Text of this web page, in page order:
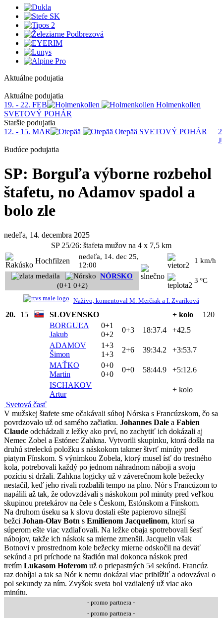
Aktuálne podujatia
Aktuálne podujatia
19. - 22. FEB
Holmenkollen
SVETOVÝ POHÁR
Staršie podujatia
12. - 15. MAR
Otepää SVETOVÝ POHÁR
Budúce podujatia
SP: Borguľa výborne rozbehol
štafetu, no Adamov spadol a
bolo zle
nedeľa, 14. decembra 2025
SP 25/26: štafeta mužov na 4 x 7,5 km
Hochfilzen
nedeľa, 14. dec 25,
12:00
1 km/h
NÓRSKO
(0+1 0+2)
3 ºC
Naživo, komentoval M. Merčiak a I. Zvaríková
20. 15 SLOVENSKO + kolo
120
BORGUĽA
Jakub
0+1
0+2
0+3 18:37.4
+42.5
ADAMOV
Šimon
1+3
1+3
2+6 39:34.2
+3:53.7
MAŤKO
Martin
0+0
0+0
0+0 58:44.9
+5:12.6
ISCHAKOV
Artur
+ kolo
Svetová časť
V mužskej štafete sme očakávali súboj Nórska s Francúzskom, čo sa
povrdzovalo už od samého začiatku. Johannes Dale a Fabien
Claude odchádzali z ležky ako prví, no zachytiť ich dokázali aj
Nemec Zobel a Estónec Zahkna. Vytvorili skupinku, ktorá došla na
druhú streleckú položku s náskokom takmer štvrť minúty pred
piatym Fínskom. S výnimkou Zobela, ktorý musel ísť do trestného
kola, potrebovali každý po jednom náhradnom náboji a svoju
pozíciu si držali. Zahkna logicky už v záverečnom kole bežecky
nestačil, keď jeho rivali rozbalili tempo na plno. Nór s Francúzom to
napálili až tak, že odovzdávali s náskokom pol minúty pred veľkou
skupinou pretekárov na čele s Českom, Estónskom a Fínskom.
Na druhom úseku sa k slovu dostali ešte papierovo silnejší
bežci Johan-Olav Botn s Emilienom Jacquelinom, ktorí sa
súperom ešte viac vzdiaľovali. Na ležke obaja spotrebovali šesť
nábojov, takže ich náskok sa mierne zmenšil. Jacquelin však
Botnovi v prostrednom kole bežecky mierne odskočil na deväť
sekúnd a pri príchode na štadión mal dokonca náskok pred
tretím Lukasom Hoferom už o priepastných 54 sekúnd. Francúz
raz dobíjal a tak sa Nór k nemu dokázal viac priblížiť a odovzával o
pol sekundy za ním. Zvyšok sveta bol vzdialený už viac ako
minútu.
- promo partnera -
- promo partnera -